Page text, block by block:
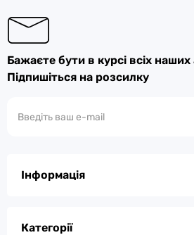
Бажаєте бути в курсі всіх
Підпишіться на розсилку
Інформація
Категорії